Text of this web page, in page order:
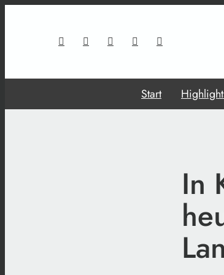
Start
In